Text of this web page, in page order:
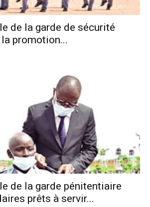
de la garde de sécurité
promotion...
de la garde pénitentiaire
prêts à servir...